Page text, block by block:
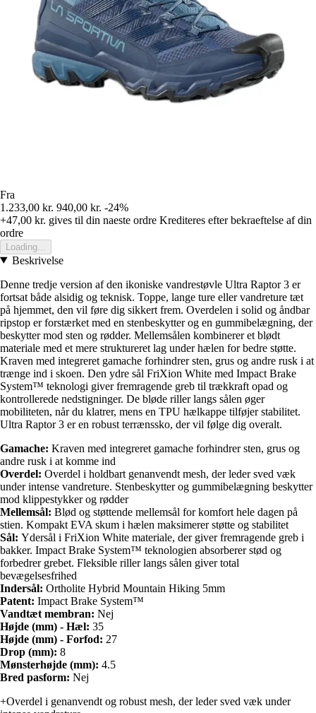
Fra
1.233,00 kr. 940,00 kr. -24%
+47,00 kr. gives til din naeste ordre Krediteres efter bekraeftelse af din
ordre
Loading...
Beskrivelse
Denne tredje version af den ikoniske vandrestøvle Ultra Raptor 3 er
fortsat både alsidig og teknisk. Toppe, lange ture eller vandreture tæt
på hjemmet, den vil føre dig sikkert frem. Overdelen i solid og åndbar
ripstop er forstærket med en stenbeskytter og en gummibelægning, der
beskytter mod sten og rødder. Mellemsålen kombinerer et blødt
materiale med et mere struktureret lag under hælen for bedre støtte.
Kraven med integreret gamache forhindrer sten, grus og andre rusk i at
trænge ind i skoen. Den ydre sål FriXion White med Impact Brake
System™ teknologi giver fremragende greb til trækkraft opad og
kontrollerede nedstigninger. De bløde riller langs sålen øger
mobiliteten, når du klatrer, mens en TPU hælkappe tilføjer stabilitet.
Ultra Raptor 3 er en robust terrænssko, der vil følge dig overalt.
Gamache: Kraven med integreret gamache forhindrer sten, grus og
andre rusk i at komme ind
Overdel: Overdel i holdbart genanvendt mesh, der leder sved væk
under intense vandreture. Stenbeskytter og gummibelægning beskytter
mod klippestykker og rødder
Mellemsål: Blød og støttende mellemsål for komfort hele dagen på
stien. Kompakt EVA skum i hælen maksimerer støtte og stabilitet
Sål: Ydersål i FriXion White materiale, der giver fremragende greb i
bakker. Impact Brake System™ teknologien absorberer stød og
forbedrer grebet. Fleksible riller langs sålen giver total
bevægelsesfrihed
Indersål: Ortholite Hybrid Mountain Hiking 5mm
Patent: Impact Brake System™
Vandtæt membran: Nej
Højde (mm) - Hæl: 35
Højde (mm) - Forfod: 27
Drop (mm): 8
Mønsterhøjde (mm): 4.5
Bred pasform: Nej
+Overdel i genanvendt og robust mesh, der leder sved væk under